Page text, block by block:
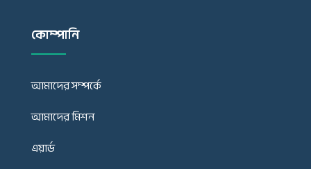
কোম্পানি
আমাদের সম্পর্কে
আমাদের মিশন
এয়ার্ড